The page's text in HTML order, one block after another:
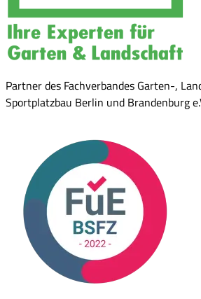
Partner des Fachverbandes Garten-,
Sportplatzbau Berlin und Brandenburg